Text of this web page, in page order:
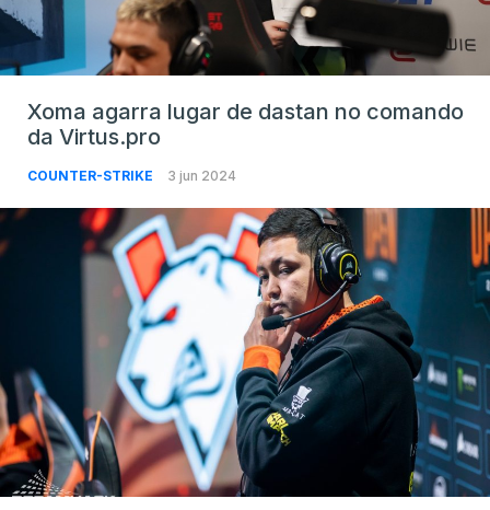
Xoma agarra lugar de dastan no comando
da Virtus.pro
COUNTER-STRIKE 3 jun 2024